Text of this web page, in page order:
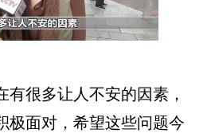
有很多让人不安的因素，
极面对，希望这些问题今